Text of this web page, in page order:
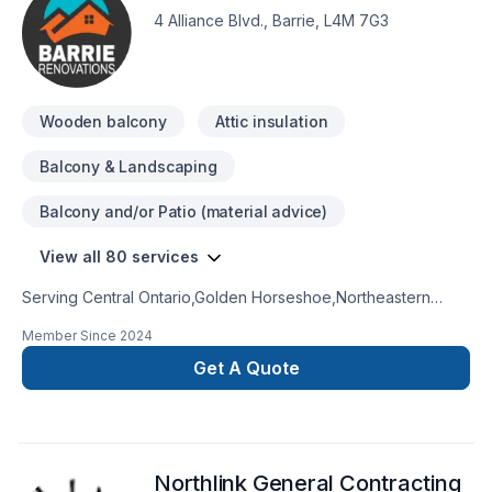
4 Alliance Blvd., Barrie, L4M 7G3
Wooden balcony Attic insulation
Balcony & Landscaping
Balcony and/or Patio (material advice)
View all 80 services
Serving Central Ontario,Golden Horseshoe,Northeastern
insulation, Basement, Basement insulation, Bathroom, Cabinet,
Carpenter, Caulking, Commercial, Concrete, Decking,
Demolition, Doors and windows, Drywall taping, Electrician,
Glass shop, Gutters, Gypsum, Heating, Home adaptation,
Member Since 2024
Get A Quote
Northlink General Contracting